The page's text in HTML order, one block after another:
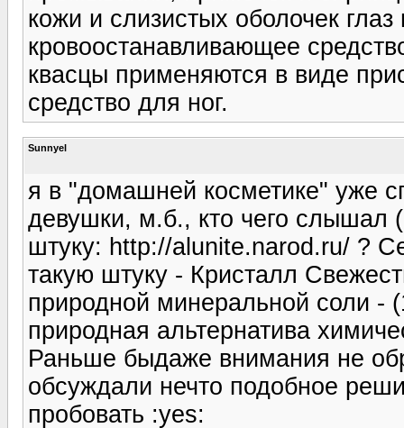
кожи и слизистых оболочек
кровоостанавливающее
квасцы применяются в виде
средство для ног.
Sunnyel
я в "домашней косметике" уже
девушки, м.б., кто чего слышал
штуку: http://alunite.narod.ru/ ?
такую штуку - Кристалл
природной минеральной соли -
природная альтернатива
Раньше быдаже внимания не
обсуждали нечто подобное
пробовать :yes: